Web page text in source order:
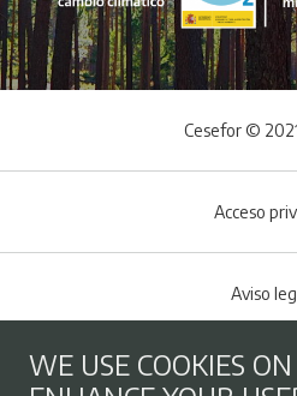
Cesefor ©
Acceso
Aviso
Cookies
WE USE COOKIES